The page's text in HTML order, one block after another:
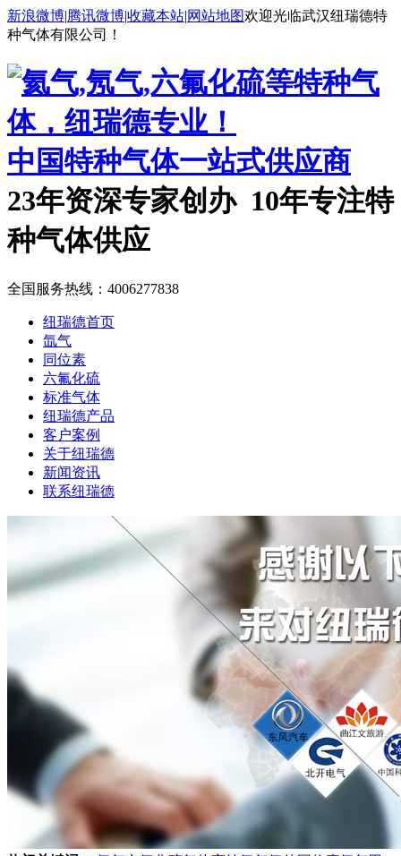
新浪微博|腾讯微博|收藏本站|网站地图欢迎光临武汉纽瑞德特
种气体有限公司！
中国特种气体一站式供应商
23年资深专家创办 10年专注特
种气体供应
全国服务热线： 4006277838
纽瑞德首页
氙气
同位素
六氟化硫
标准气体
纽瑞德产品
客户案例
关于纽瑞德
新闻资讯
联系纽瑞德